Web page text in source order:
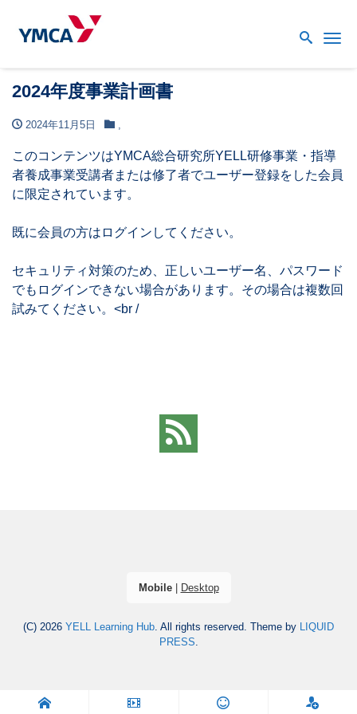
2024年度事業計画書
2024年11月5日
このコンテンツはYMCA総合研究所YELL研修事業・指導
者養成事業受講者または修了者でユーザー登録をした会員
に限定されています。
既に会員の方はログインしてください。
セキュリティ対策のため、正しいユーザー名、パスワード
でもログインできない場合があります。その場合は複数回
試みてください。<br /
Mobile| Desktop
(C) 2026 YELL Learning Hub . All rights reserved. Theme by LIQUID
PRESS